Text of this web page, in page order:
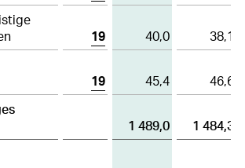
19 40,0
38,1
19 45,4
46,6
1 489,0 1 484,3